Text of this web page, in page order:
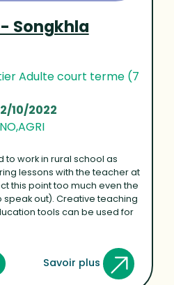
Songkhla
Adulte court terme (7
10/2022
to work in rural school as
lessons with the teacher at
this point too much even the
out). Creative teaching
tools can be used for
Savoir plus